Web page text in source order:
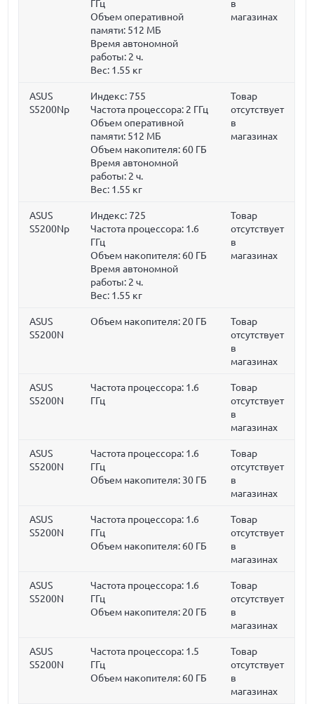
ГГц
Объем оперативной
памяти: 512 МБ
Время автономной
работы: 2 ч.
Вес: 1.55 кг
в
магазинах
ASUS
S5200Np
Индекс: 755
Частота процессора: 2 ГГц
Объем оперативной
памяти: 512 МБ
Объем накопителя: 60 ГБ
Время автономной
работы: 2 ч.
Вес: 1.55 кг
Товар
отсутствует
в
магазинах
ASUS
S5200Np
Индекс: 725
Частота процессора: 1.6
ГГц
Объем накопителя: 60 ГБ
Время автономной
работы: 2 ч.
Вес: 1.55 кг
Товар
отсутствует
в
магазинах
ASUS
S5200N
Объем накопителя: 20 ГБ
Товар
отсутствует
в
магазинах
ASUS
S5200N
Частота процессора: 1.6
ГГц
Товар
отсутствует
в
магазинах
ASUS
S5200N
Частота процессора: 1.6
ГГц
Объем накопителя: 30 ГБ
Товар
отсутствует
в
магазинах
ASUS
S5200N
Частота процессора: 1.6
ГГц
Объем накопителя: 60 ГБ
Товар
отсутствует
в
магазинах
ASUS
S5200N
Частота процессора: 1.6
ГГц
Объем накопителя: 20 ГБ
Товар
отсутствует
в
магазинах
ASUS
S5200N
Частота процессора: 1.5
ГГц
Объем накопителя: 60 ГБ
Товар
отсутствует
в
магазинах